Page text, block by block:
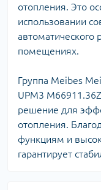
отопления. Это
использовании
автоматического
помещениях.
Группа Meibes
UPM3
решение для
отопления.
функциям и
гарантирует